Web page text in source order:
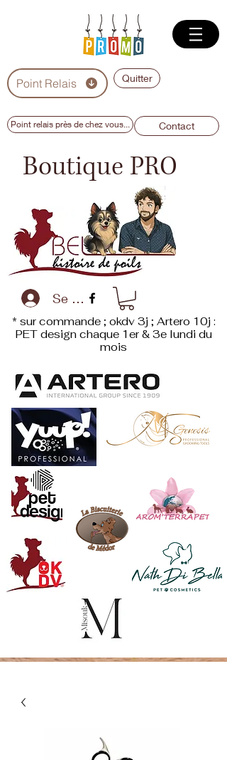
Point Relais Quitter
Point relais près de chez vous... Contact
Boutique PRO
Se connecter
* sur commande ; okdv 3j ; Artero 10j :
PET designchaque 1er & 3e lundi du
mois